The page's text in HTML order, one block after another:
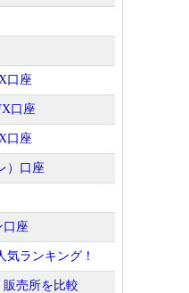
口座
口座
口座
）口座
口座
ランキング！
販売所を比較